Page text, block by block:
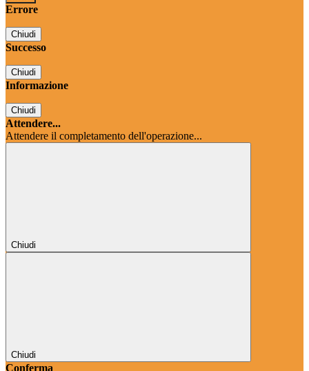
Errore
Chiudi
Successo
Chiudi
Informazione
Chiudi
Attendere...
Attendere il completamento dell'operazione...
Chiudi
Chiudi
Conferma